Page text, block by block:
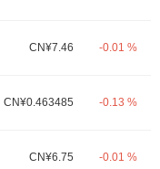
CN¥7.46 -0.01 %
CN¥0.463485 -0.13 %
CN¥6.75 -0.01 %